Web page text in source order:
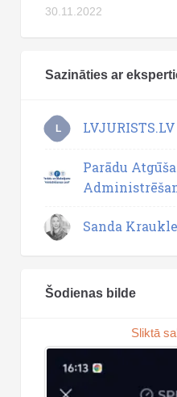
30.11.2022
Sazināties ar
L LVJURISTS.LV
Parādu
Sanda
Šodienas bilde
Sliktā